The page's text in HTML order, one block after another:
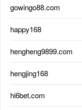
gowingo88.com
happy168
hengheng9899.com
hengjing168
hi6bet.com